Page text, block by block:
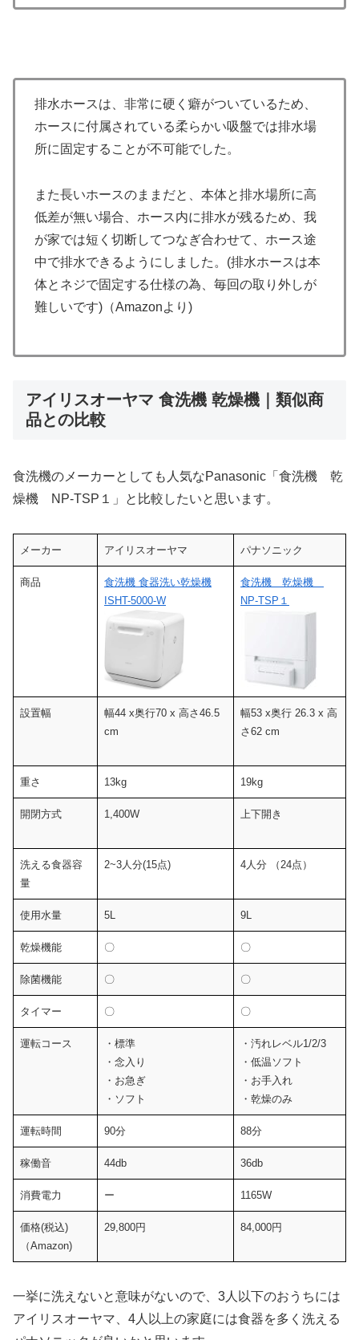
排水ホースは、非常に硬く癖がついているため、
ホースに付属されている柔らかい吸盤では排水場
所に固定することが不可能でした。
また長いホースのままだと、本体と排水場所に高
低差が無い場合、ホース内に排水が残るため、我
が家では短く切断してつなぎ合わせて、ホース途
中で排水できるようにしました。(排水ホースは本
体とネジで固定する仕様の為、毎回の取り外しが
難しいです)（Amazonより)
アイリスオーヤマ 食洗機 乾燥機｜類似商
品との比較
食洗機のメーカーとしても人気なPanasonic「食洗機 乾
燥機 NP-TSP１」と比較したいと思います。
メーカー アイリスオーヤマ パナソニック
商品
食洗機 食器洗い乾燥機
ISHT-5000-W
食洗機 乾燥機
NP-TSP１
設置幅
幅44 x奥行70 x 高さ46.5
cm
幅53 x奥行 26.3 x 高
さ62 cm
重さ 13kg 19kg
開閉方式 1,400W 上下開き
洗える食器容
量
2~3人分(15点) 4人分 （24点）
使用水量 5L 9L
乾燥機能 〇 〇
除菌機能 〇 〇
タイマー 〇 〇
運転コース
・標準
・念入り
・お急ぎ
・ソフト
・汚れレベル1/2/3
・低温ソフト
・お手入れ
・乾燥のみ
運転時間 90分 88分
稼働音 44db 36db
消費電力 ー 1165W
価格(税込)
（Amazon)
29,800円 84,000円
一挙に洗えないと意味がないので、3人以下のおうちには
アイリスオーヤマ、4人以上の家庭には食器を多く洗える